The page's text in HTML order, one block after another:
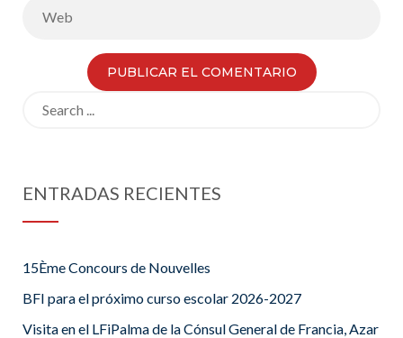
ENTRADAS RECIENTES
15Ème Concours de Nouvelles
BFI para el próximo curso escolar 2026-2027
Visita en el LFiPalma de la Cónsul General de Francia, Azar